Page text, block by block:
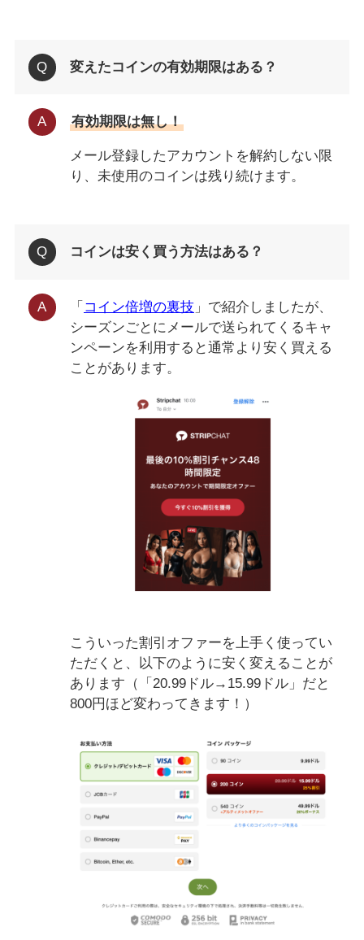
変えたコインの有効期限はある？
有効期限は無し！
メール登録したアカウントを解約しない限
り、未使用のコインは残り続けます。
コインは安く買う方法はある？
「 コイン倍増の裏技 」で紹介しましたが、
シーズンごとにメールで送られてくるキャ
ンペーンを利用すると通常より安く買える
ことがあります。
こういった割引オファーを上手く使ってい
ただくと、以下のように安く変えることが
あります（「20.99ドル→15.99ドル」だと
800円ほど変わってきます！）